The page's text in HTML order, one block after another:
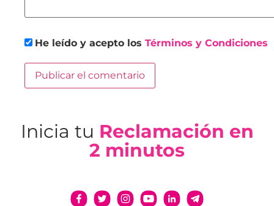
He leído y acepto los Términos y Condiciones
Inicia tu Reclamación en
2 minutos